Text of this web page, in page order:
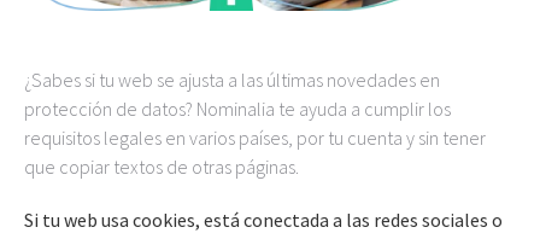
¿Sabes si tu web se ajusta a las últimas novedades en
protección de datos? Nominalia te ayuda a cumplir los
requisitos legales en varios países, por tu cuenta y sin tener
que copiar textos de otras páginas.
Si tu web usa cookies, está conectada a las redes sociales o